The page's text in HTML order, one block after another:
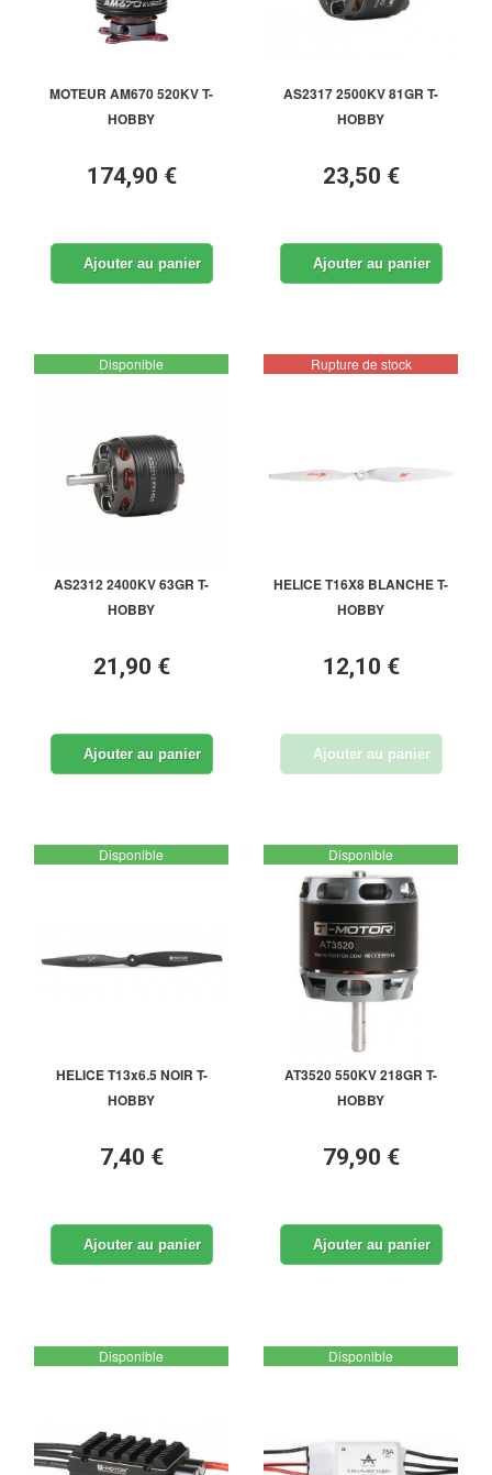
MOTEUR AM670 520KV T-
HOBBY
174,90 €
Ajouter au panier
AS2317 2500KV 81GR T-
HOBBY
23,50 €
Ajouter au panier
Disponible
AS2312 2400KV 63GR T-
HOBBY
21,90 €
Ajouter au panier
Rupture de stock
HELICE T16X8 BLANCHE T-
HOBBY
12,10 €
Ajouter au panier
Disponible
HELICE T13x6.5 NOIR T-
HOBBY
7,40 €
Ajouter au panier
Disponible
AT3520 550KV 218GR T-
HOBBY
79,90 €
Ajouter au panier
Disponible Disponible